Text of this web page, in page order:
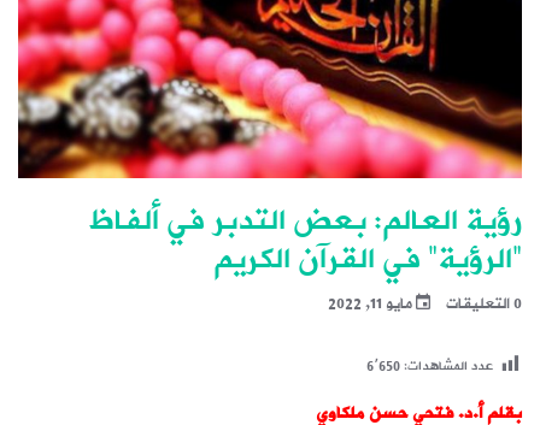
رؤية العالم: بعض التدبر في ألفاظ
“الرؤية” في القرآن الكريم
0 التعليقات مايو 11, 2022
عدد المشاهدات:6٬650
بقلم أ.د. فتحي حسن ملكاوي